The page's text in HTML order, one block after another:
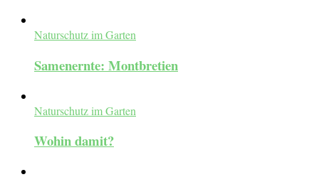
Naturschutz im Garten
Samenernte: Montbretien
Naturschutz im Garten
Wohin damit?